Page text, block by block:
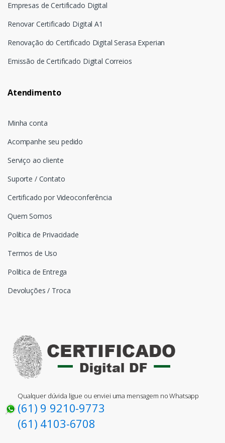
Empresas de Certificado Digital
Renovar Certificado Digital A1
Renovação do Certificado Digital Serasa Experian
Emissão de Certificado Digital Correios
Atendimento
Minha conta
Acompanhe seu pedido
Serviço ao cliente
Suporte / Contato
Certificado por Videoconferência
Quem Somos
Política de Privacidade
Termos de Uso
Política de Entrega
Devoluções / Troca
Qualquer dúvida ligue ou enviei uma mensagem no Whatsapp
(61) 9 9210-9773
(61) 4103-6708